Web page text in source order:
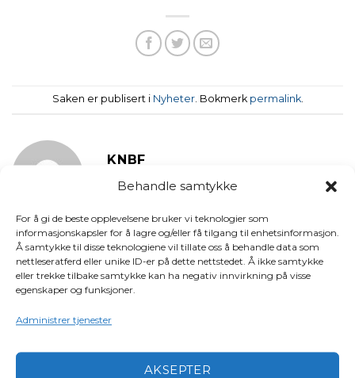
Behandle samtykke
For å gi de beste opplevelsene bruker vi teknologier som
informasjonskapsler for å lagre og/eller få tilgang til enhetsinformasjon.
Å samtykke til disse teknologiene vil tillate oss å behandle data som
nettleseratferd eller unike ID-er på dette nettstedet. Å ikke samtykke
eller trekke tilbake samtykke kan ha negativ innvirkning på visse
egenskaper og funksjoner.
Administrer tjenester
AKSEPTER
Saken er publisert i Nyheter. Bokmerk permalink.
KNBF
Båtinteresserte politikere:
Svein Harberg (H)
Ny foreningsfordel: ROV-
inspeksjon av